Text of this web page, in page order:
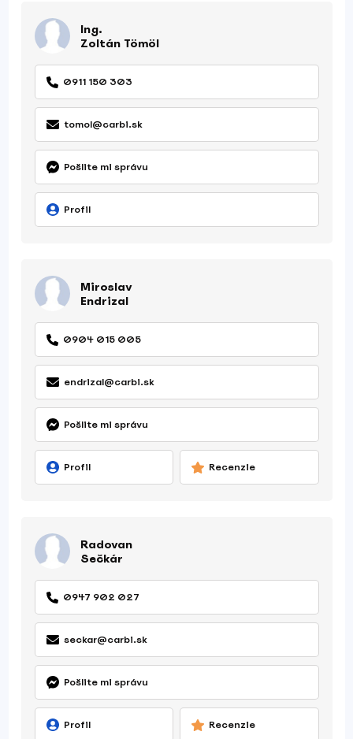
Ing.
Zoltán Tömöl
0911 150 303
tomol@carbi.sk
Pošlite mi správu
Profil
Miroslav
Endrizal
0904 015 005
endrizal@carbi.sk
Pošlite mi správu
Profil Recenzie
Radovan
Sečkár
0947 902 027
seckar@carbi.sk
Pošlite mi správu
Profil Recenzie